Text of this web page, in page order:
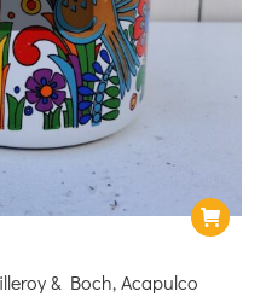
& Boch, Acapulco